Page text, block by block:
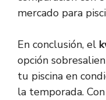
mercado para
En conclusión, el
opción
tu piscina en
la temporada.